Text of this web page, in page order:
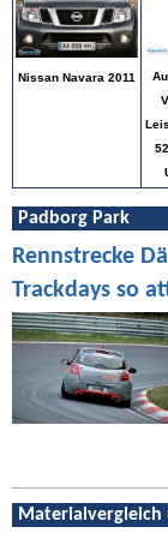
Nissan Navara 2011
Padborg Park
Rennstrecke
Trackdays so
Materialvergleich